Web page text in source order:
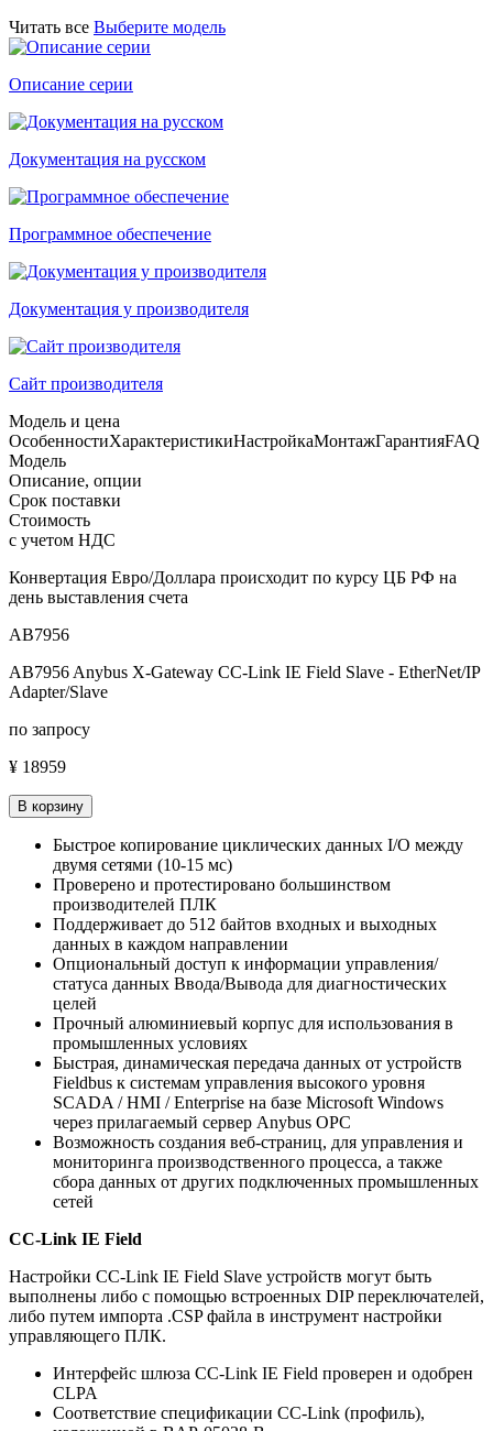
Читать все Выберите модель
Описание серии
Документация на русском
Программное обеспечение
Документация у производителя
Сайт производителя
Модель и цена
ОсобенностиХарактеристикиНастройкаМонтажГарантияFAQ
Модель
Описание, опции
Срок поставки
Стоимость
с учетом НДС
Конвертация Евро/Доллара происходит по курсу ЦБ РФ на
день выставления счета
AB7956
AB7956 Anybus X-Gateway CC-Link IE Field Slave - EtherNet/IP
Adapter/Slave
по запросу
¥ 18959
В корзину
Быстрое копирование циклических данных I/O между
двумя сетями (10-15 мс)
Проверено и протестировано большинством
производителей ПЛК
Поддерживает до 512 байтов входных и выходных
данных в каждом направлении
Опциональный доступ к информации управления/
статуса данных Ввода/Вывода для диагностических
целей
Прочный алюминиевый корпус для использования в
промышленных условиях
Быстрая, динамическая передача данных от устройств
Fieldbus к системам управления высокого уровня
SCADA / HMI / Enterprise на базе Microsoft Windows
через прилагаемый сервер Anybus OPC
Возможность создания веб-страниц, для управления и
мониторинга производственного процесса, а также
сбора данных от других подключенных промышленных
сетей
CC-Link IE Field
Настройки CC-Link IE Field Slave устройств могут быть
выполнены либо с помощью встроенных DIP переключателей,
либо путем импорта .CSP файла в инструмент настройки
управляющего ПЛК.
Интерфейс шлюза CC-Link IE Field проверен и одобрен
CLPA
Соответствие спецификации CC-Link (профиль),